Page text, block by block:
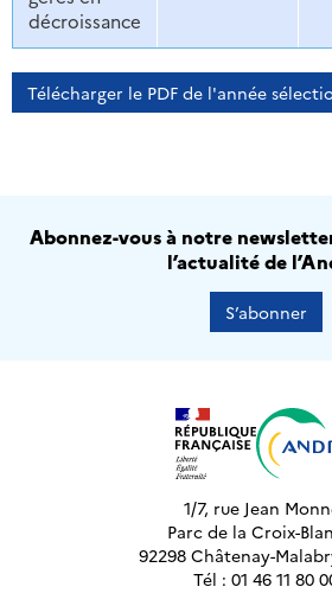
décroissance
Télécharger le PDF de l'année
Abonnez-vous à notre
l’actualité de
S’abonner
1/7, rue Jean
Parc de la Croix-
92298 Châtenay-
Tél : 01 46 11 80